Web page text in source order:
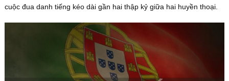
cuộc đua danh tiếng kéo dài gần hai thập kỷ giữa hai huyền thoại.